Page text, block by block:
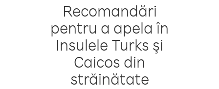
Recomandări
pentru a apela în
Insulele Turks şi
Caicos din
străinătate